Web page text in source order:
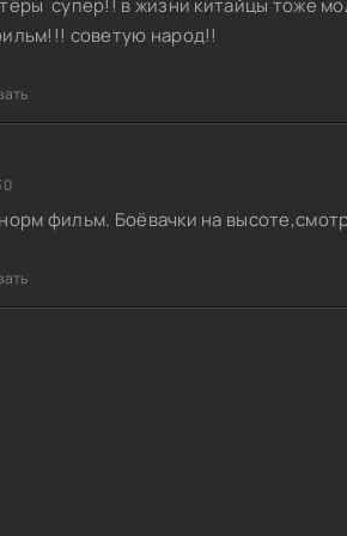
супер!! в жизни китайцы тоже
советую народ!!
фильм. Боёвачки на